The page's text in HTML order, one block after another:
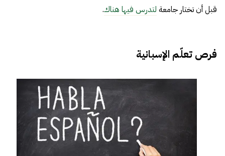
قبل أن تختار جامعة لتدرس فيها هناك.
فرص تعلّم الإسبانية